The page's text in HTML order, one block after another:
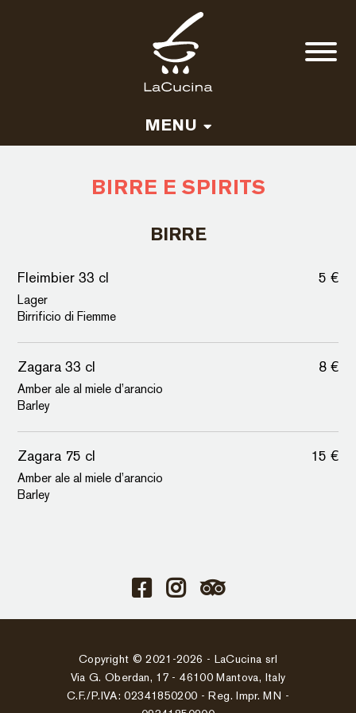
MENU
CENA
BIRRE E SPIRITS
BIRRE
Fleimbier 33 cl 5 €
Lager
Birrificio di Fiemme
Zagara 33 cl 8 €
Amber ale al miele d’arancio
Barley
Zagara 75 cl 15 €
Amber ale al miele d’arancio
Barley
Copyright © 2021-2026 - LaCucina srl
Via G. Oberdan, 17 - 46100 Mantova, Italy
C.F./P.IVA: 02341850200 - Reg. Impr. MN -
NEWSLETTER
newsletter di LaCucina e resta aggiornato su
novità, eventi e molto altro!